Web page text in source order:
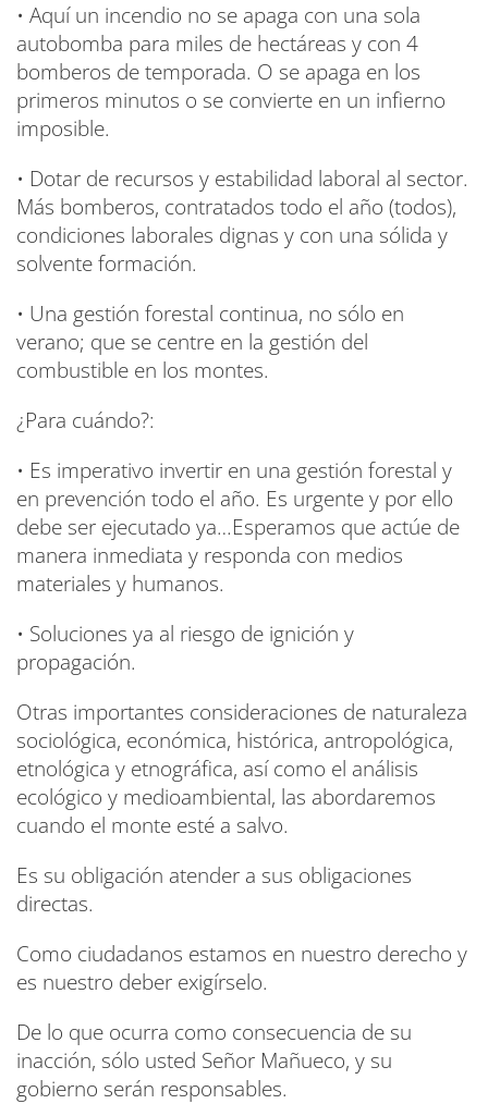
• Aquí un incendio no se apaga con una sola
autobomba para miles de hectáreas y con 4
bomberos de temporada. O se apaga en los
primeros minutos o se convierte en un infierno
imposible.
• Dotar de recursos y estabilidad laboral al sector.
Más bomberos, contratados todo el año (todos),
condiciones laborales dignas y con una sólida y
solvente formación.
• Una gestión forestal continua, no sólo en
verano; que se centre en la gestión del
combustible en los montes.
¿Para cuándo?:
• Es imperativo invertir en una gestión forestal y
en prevención todo el año. Es urgente y por ello
debe ser ejecutado ya…Esperamos que actúe de
manera inmediata y responda con medios
materiales y humanos.
• Soluciones ya al riesgo de ignición y
propagación.
Otras importantes consideraciones de naturaleza
sociológica, económica, histórica, antropológica,
etnológica y etnográfica, así como el análisis
ecológico y medioambiental, las abordaremos
cuando el monte esté a salvo.
Es su obligación atender a sus obligaciones
directas.
Como ciudadanos estamos en nuestro derecho y
es nuestro deber exigírselo.
De lo que ocurra como consecuencia de su
inacción, sólo usted Señor Mañueco, y su
gobierno serán responsables.